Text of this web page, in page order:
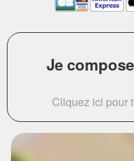
Je
Cliquez ici pour